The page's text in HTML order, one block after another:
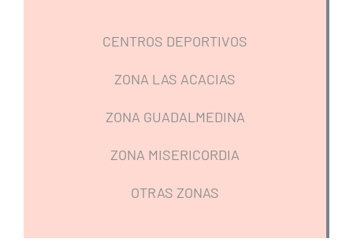
CENTROS DEPORTIVOS
ZONA LAS ACACIAS
ZONA GUADALMEDINA
ZONA MISERICORDIA
OTRAS ZONAS